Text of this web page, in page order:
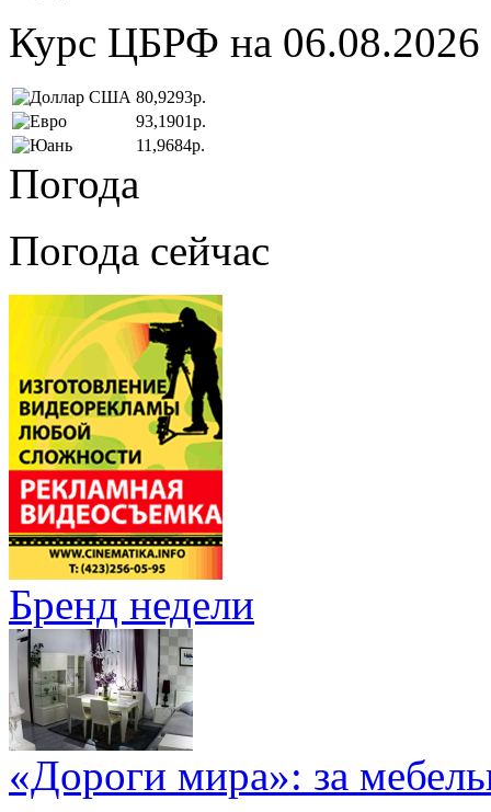
Курс ЦБРФ на 06.08.2026
80,9293р.
93,1901р.
11,9684р.
Погода
Погода сейчас
Бренд недели
«Дороги мира»: за